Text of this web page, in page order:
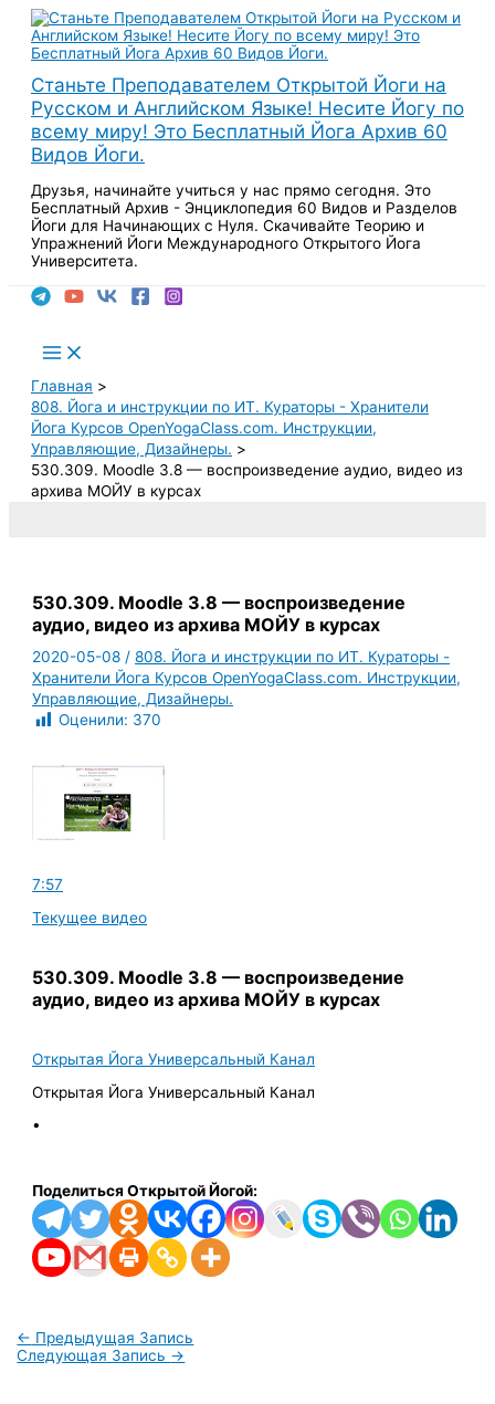
Перейти
содержимому
Станьте Преподавателем Открытой Йоги на
Русском и Английском Языке! Несите Йогу по
всему миру! Это Бесплатный Йога Архив 60
Видов Йоги.
Друзья, начинайте учиться у нас прямо сегодня. Это
Бесплатный Архив - Энциклопедия 60 Видов и Разделов
Йоги для Начинающих с Нуля. Скачивайте Теорию и
Упражнений Йоги Международного Открытого Йога
Университета.
Main
Menu
Главная
808. Йога и инструкции по ИТ. Кураторы - Хранители
Йога Курсов OpenYogaClass.com. Инструкции,
Управляющие, Дизайнеры.
530.309. Moodle 3.8 — воспроизведение аудио, видео из
архива МОЙУ в курсах
530.309. Moodle 3.8 — воспроизведение
аудио, видео из архива МОЙУ в курсах
2020-05-08/808. Йога и инструкции по ИТ. Кураторы -
Хранители Йога Курсов OpenYogaClass.com. Инструкции,
Управляющие, Дизайнеры.
Оценили: 370
7:57
Текущее видео
530.309. Moodle 3.8 — воспроизведение
аудио, видео из архива МОЙУ в курсах
Открытая Йога Универсальный Канал
Открытая Йога Универсальный Канал
•
Поделиться Открытой Йогой:
← Предыдущая Запись
Следующая Запись →